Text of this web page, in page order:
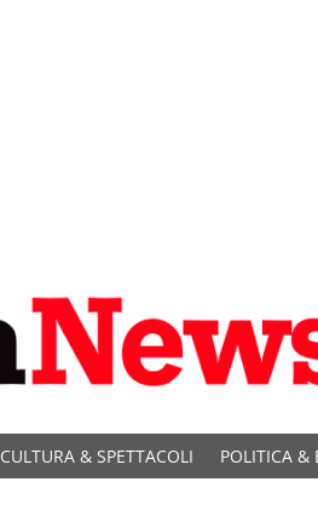
CULTURA & SPETTACOLI POLITICA &